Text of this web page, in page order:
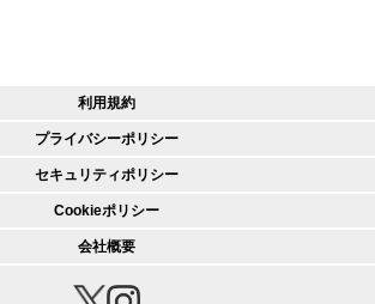
利用規約
プライバシーポリシー
セキュリティポリシー
Cookieポリシー
会社概要